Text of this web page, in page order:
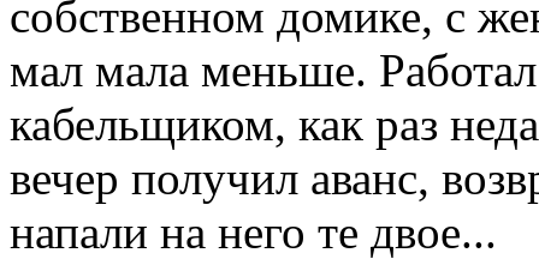
собственном домике, с
мал мала меньше. Работал
кабельщиком, как раз
вечер получил аванс,
напали на него те двое...